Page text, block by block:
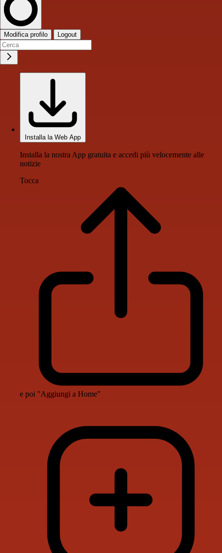
Modifica profilo Logout
Installa la Web App
Installa la nostra App gratuita e accedi più velocemente alle
notizie
Tocca
e poi "Aggiungi a Home"